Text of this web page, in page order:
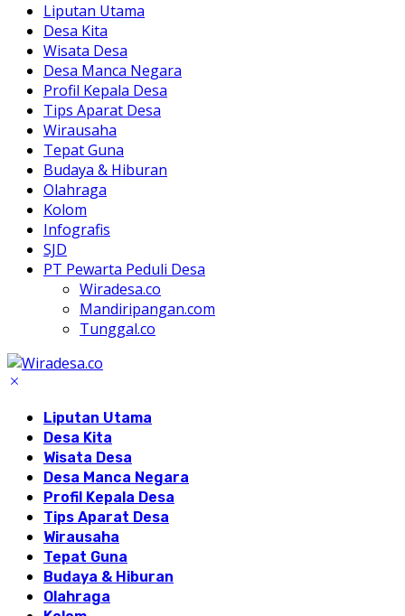
Liputan Utama
Desa Kita
Wisata Desa
Desa Manca Negara
Profil Kepala Desa
Tips Aparat Desa
Wirausaha
Tepat Guna
Budaya & Hiburan
Olahraga
Kolom
Infografis
SJD
PT Pewarta Peduli Desa
Wiradesa.co
Mandiripangan.com
Tunggal.co
Liputan Utama
Desa Kita
Wisata Desa
Desa Manca Negara
Profil Kepala Desa
Tips Aparat Desa
Wirausaha
Tepat Guna
Budaya & Hiburan
Olahraga